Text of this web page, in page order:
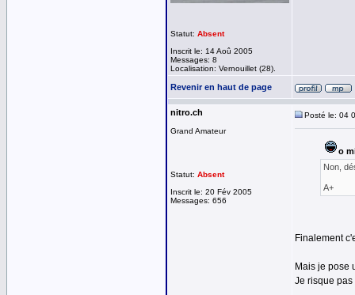
Statut: Absent
Inscrit le: 14 Aoû 2005
Messages: 8
Localisation: Vernouillet (28).
Revenir en haut de page
nitro.ch
Grand Amateur
Statut: Absent
Inscrit le: 20 Fév 2005
Messages: 656
Posté le: 04
o
Non,
A+
Finalement
Mais je pose
Je risque